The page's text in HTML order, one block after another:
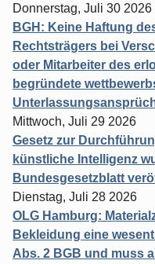
Donnerstag, Juli 30 2026
BGH: Keine Haftung
Rechtsträgers bei
oder Mitarbeiter des
begründete
Mittwoch, Juli 29 2026
Gesetz zur
künstliche Intelligenz
Bundesgesetzblatt
Dienstag, Juli 28 2026
OLG Hamburg:
Bekleidung eine
Abs. 2 BGB und muss